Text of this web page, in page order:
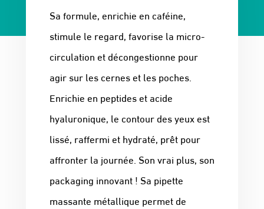
Sa formule, enrichie en caféine,
stimule le regard, favorise la micro-
circulation et décongestionne pour
agir sur les cernes et les poches.
Enrichie en peptides et acide
hyaluronique, le contour des yeux est
lissé, raffermi et hydraté, prêt pour
affronter la journée. Son vrai plus, son
packaging innovant ! Sa pipette
massante métallique permet de